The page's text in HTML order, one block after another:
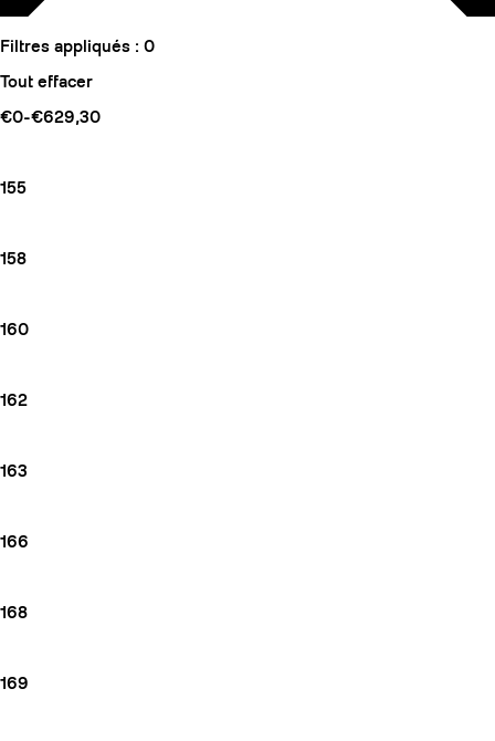
Filtres appliqués : 0
Tout effacer
€0-€629,30
155
158
160
162
163
166
168
169